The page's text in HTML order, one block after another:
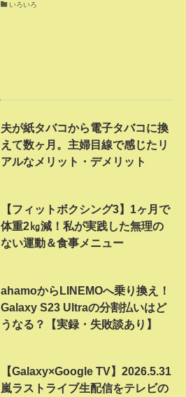
いろいろ
夫が紙タバコから電子タバコに換
えて数ヶ月。主婦目線で感じたリ
アルなメリット・デメリット
【フィットボクシング3】1ヶ月で
体重2㎏減！私が実践した無理の
ない運動＆食事メニュー
ahamoからLINEMOへ乗り換え！
Galaxy S23 Ultraの分割払いはど
うなる？【実録・失敗談あり】
【Galaxy×Google TV】2026.5.31
嵐ラストライブ生配信をテレビの